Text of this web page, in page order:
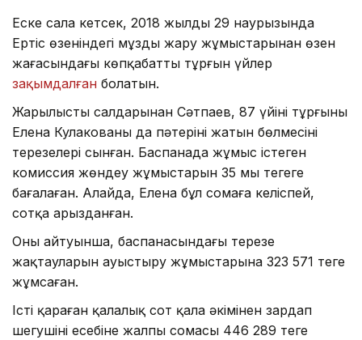
Еске сала кетсек, 2018 жылдың 29 наурызында
Ертіс өзеніндегі мұзды жару жұмыстарынан өзен
жағасындағы көпқабатты тұрғын үйлер
зақымдалған болатын.
Жарылыстың салдарынан Сәтпаев, 87 үйінің тұрғыны
Елена Кулакованың да пәтерінің жатын бөлмесінің
терезелері сынған. Баспанада жұмыс істеген
комиссия жөндеу жұмыстарын 35 мың теңгеге
бағалаған. Алайда, Елена бұл сомаға келіспей,
сотқа арызданған.
Оның айтуынша, баспанасындағы терезе
жақтауларын ауыстыру жұмыстарына 323 571 теңге
жұмсаған.
Істі қараған қалалық сот қала әкімінен зардап
шегушінің есебіне жалпы сомасы 446 289 теңге